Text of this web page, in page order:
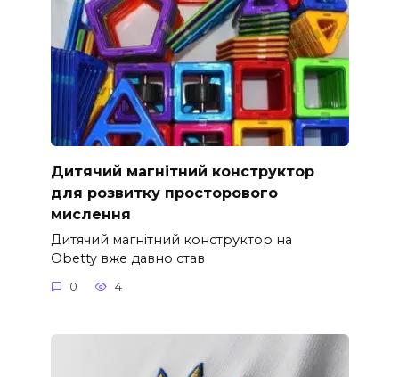
Дитячий магнітний конструктор
для розвитку просторового
мислення
Дитячий магнітний конструктор на
Obetty вже давно став
0 4